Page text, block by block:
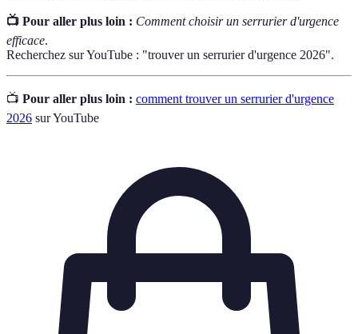
📺 Pour aller plus loin : Comment choisir un serrurier d'urgence
efficace.
Recherchez sur YouTube : "trouver un serrurier d'urgence 2026".
📺 Pour aller plus loin : comment trouver un serrurier d'urgence
2026 sur YouTube